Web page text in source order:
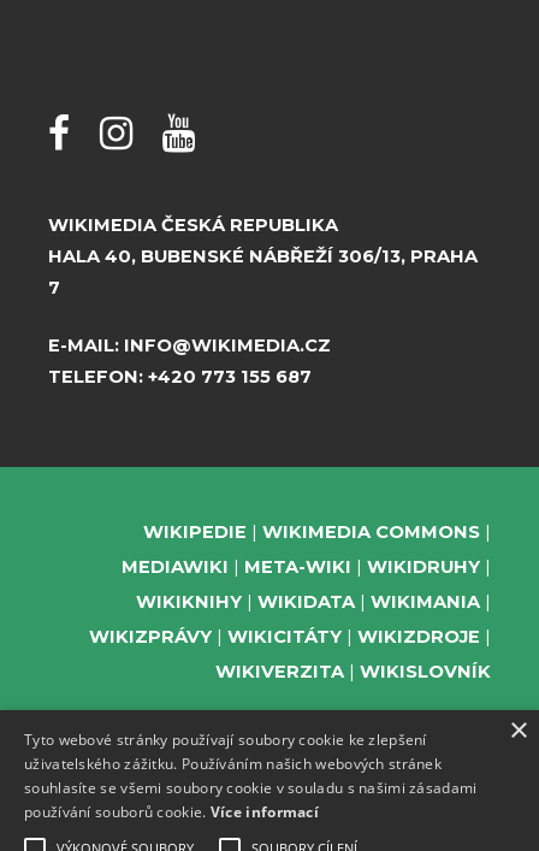
WIKIMEDIA ČESKÁ REPUBLIKA
HALA 40, BUBENSKÉ NÁBŘEŽÍ 306/13, PRAHA
7
E-MAIL: INFO@WIKIMEDIA.CZ
TELEFON: +420 773 155 687
WIKIPEDIE
WIKIMEDIA COMMONS
MEDIAWIKI
META-WIKI
WIKIDRUHY
WIKIKNIHY
WIKIDATA
WIKIMANIA
WIKIZPRÁVY
WIKICITÁTY
WIKIZDROJE
WIKIVERZITA
WIKISLOVNÍK
PODPOŘTE NÁS
ODEBÍREJTE NEWSLETTER
×
Tyto webové stránky používají soubory cookie ke zlepšení
uživatelského zážitku. Používáním našich webových stránek
souhlasíte se všemi soubory cookie v souladu s našimi zásadami
používání souborů cookie. Více informací